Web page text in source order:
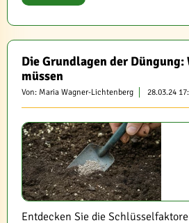
Die Grundlagen der Düngung:
müssen
Von: Maria Wagner-Lichtenberg 28.03.24
Entdecken Sie die